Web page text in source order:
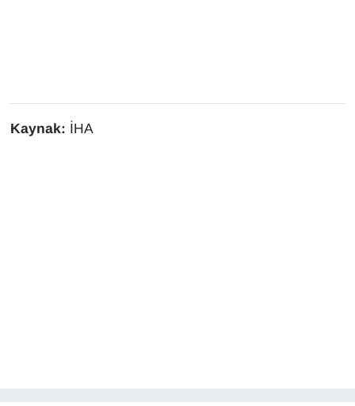
Kaynak: İHA
Güncel